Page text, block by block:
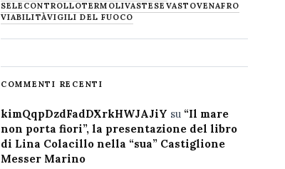
SELECONTROLLOTERMOLIVASTESE VASTOVENAFRO
VIABILITÀVIGILI DEL FUOCO
COMMENTI RECENTI
kimQqpDzdFadDXrkHWJAJiY su “Il mare
non porta fiori”, la presentazione del libro
di Lina Colacillo nella “sua” Castiglione
Messer Marino